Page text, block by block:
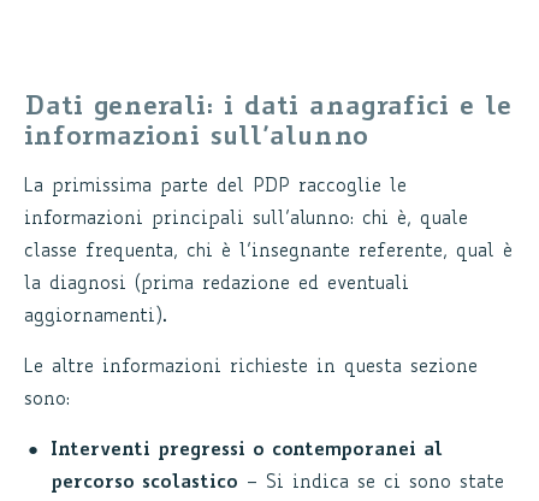
Dati generali: i dati anagrafici e le
informazioni sull’alunno
La primissima parte del PDP raccoglie le
informazioni principali sull’alunno: chi è, quale
classe frequenta, chi è l’insegnante referente, qual è
la diagnosi (prima redazione ed eventuali
aggiornamenti).
Le altre informazioni richieste in questa sezione
sono:
Interventi pregressi o contemporanei al
percorso scolastico – Si indica se ci sono state